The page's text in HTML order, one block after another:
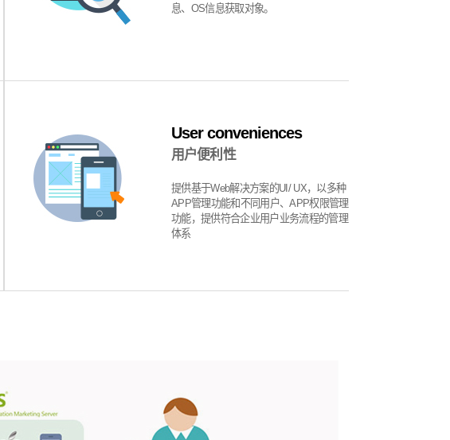
息、OS信息获取对象。
User conveniences
用户便利性
提供基于Web解决方案的UI/ UX，以多种
APP管理功能和不同用户、APP权限管理
功能，提供符合企业用户业务流程的管理
体系